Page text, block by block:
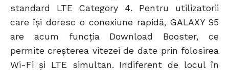
standard LTE Category 4. Pentru utilizatorii
care își doresc o conexiune rapidă, GALAXY S5
are acum funcția Download Booster, ce
permite creșterea vitezei de date prin folosirea
Wi-Fi și LTE simultan. Indiferent de locul în